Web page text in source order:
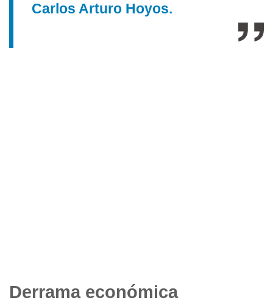
Carlos Arturo Hoyos.
Derrama económica